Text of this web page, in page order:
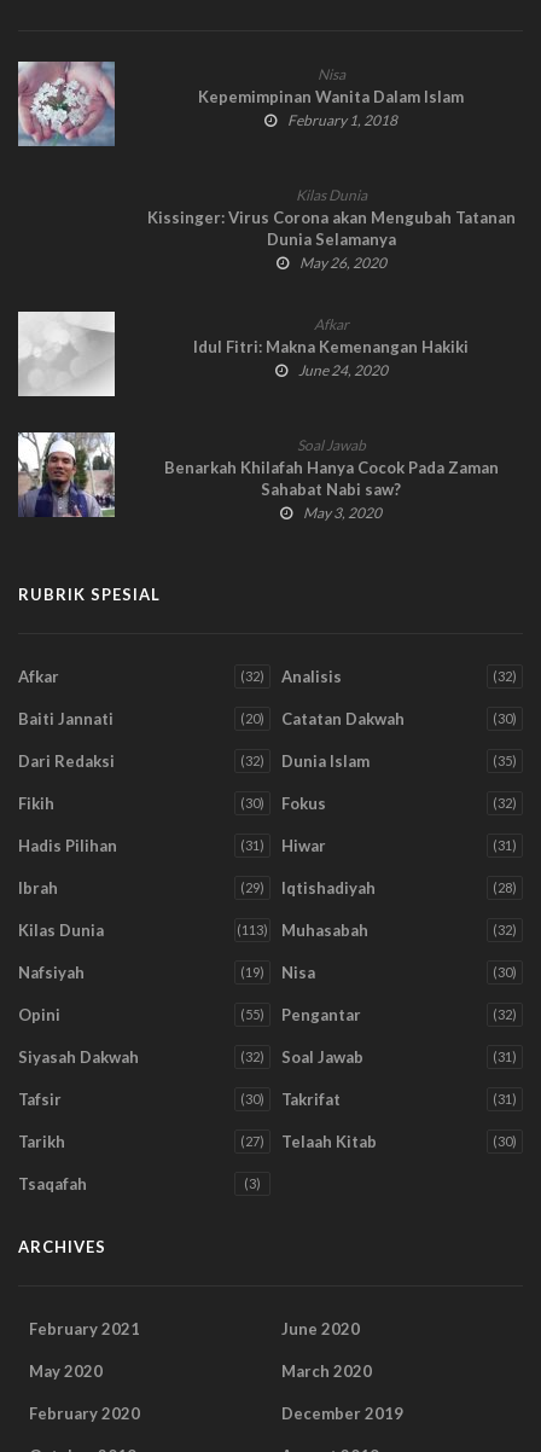
Nisa
Kepemimpinan Wanita Dalam Islam
February 1, 2018
Kilas Dunia
Kissinger: Virus Corona akan Mengubah Tatanan
Dunia Selamanya
May 26, 2020
Afkar
Idul Fitri: Makna Kemenangan Hakiki
June 24, 2020
Soal Jawab
Benarkah Khilafah Hanya Cocok Pada Zaman
Sahabat Nabi saw?
May 3, 2020
RUBRIK SPESIAL
Afkar (32) Analisis (32)
Baiti Jannati (20) Catatan Dakwah (30)
Dari Redaksi (32) Dunia Islam (35)
Fikih (30) Fokus (32)
Hadis Pilihan (31) Hiwar (31)
Ibrah (29) Iqtishadiyah (28)
Kilas Dunia (113) Muhasabah (32)
Nafsiyah (19) Nisa (30)
Opini (55) Pengantar (32)
Siyasah Dakwah (32) Soal Jawab (31)
Tafsir (30) Takrifat (31)
Tarikh (27) Telaah Kitab (30)
Tsaqafah (3)
ARCHIVES
February 2021 June 2020
May 2020 March 2020
February 2020 December 2019